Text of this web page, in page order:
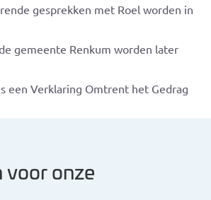
gesprekken met Roel worden in
gemeente Renkum worden later
een Verklaring Omtrent het Gedrag
voor onze